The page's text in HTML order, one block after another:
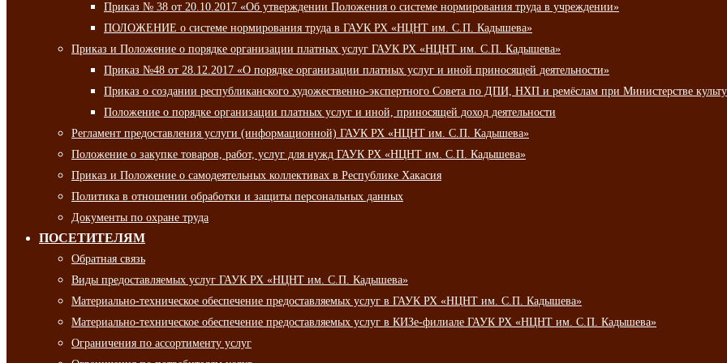
Приказ № 38 от 20.10.2017 «Об утверждении Положения о системе нормирования труда в учреждении»
ПОЛОЖЕНИЕ о системе нормирования труда в ГАУК РХ «НЦНТ им. С.П. Кадышева»
Приказ и Положение о порядке организации платных услуг ГАУК РХ «НЦНТ им. С.П. Кадышева»
Приказ №48 от 28.12.2017 «О порядке организации платных услуг и иной приносящей деятельности»
Приказ о создании республиканского художественно-экспертного Совета по ДПИ, НХП и ремёслам при Министерстве
Положение о порядке организации платных услуг и иной, приносящей доход деятельности
Регламент предоставления услуги (информационной) ГАУК РХ «НЦНТ им. С.П. Кадышева»
Положение о закупке товаров, работ, услуг для нужд ГАУК РХ «НЦНТ им. С.П. Кадышева»
Приказ и Положение о самодеятельных коллективах в Республике Хакасия
Политика в отношении обработки и защиты персональных данных
Документы по охране труда
ПОСЕТИТЕЛЯМ
Обратная связь
Виды предоставляемых услуг ГАУК РХ «НЦНТ им. С.П. Кадышева»
Материально-техническое обеспечение предоставляемых услуг в ГАУК РХ «НЦНТ им. С.П. Кадышева»
Материально-техническое обеспечение предоставляемых услуг в КИЗе-филиале ГАУК РХ «НЦНТ им. С.П. Кадышева»
Ограничения по ассортименту услуг